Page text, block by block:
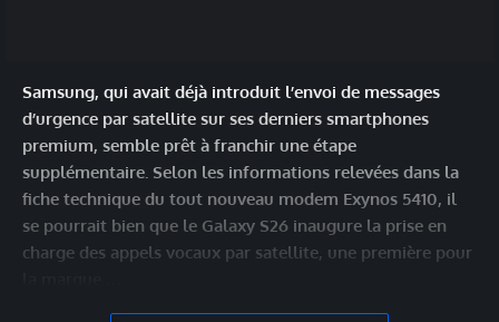
Samsung, qui avait déjà introduit l’envoi de messages
d’urgence par satellite sur ses derniers smartphones
premium, semble prêt à franchir une étape
supplémentaire. Selon les informations relevées dans la
fiche technique du tout nouveau modem Exynos 5410, il
se pourrait bien que le Galaxy S26 inaugure la prise en
charge des appels vocaux par satellite, une première pour